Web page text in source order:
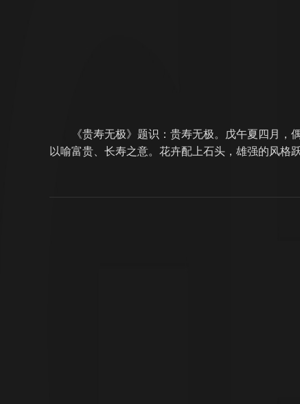
《贵寿无极》题识：贵寿无极。戊午夏四月
以喻富贵、长寿之意。花卉配上石头，雄强的风格